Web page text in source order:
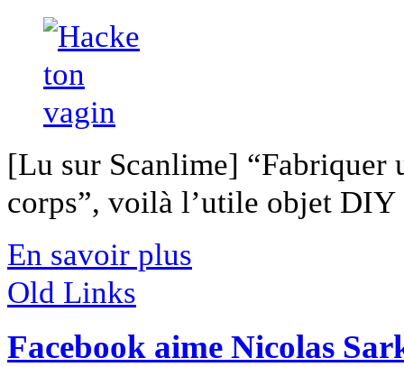
[Lu sur Scanlime] “Fabriquer
corps”, voilà l’utile objet
En savoir plus
Old Links
Facebook aime Nicolas